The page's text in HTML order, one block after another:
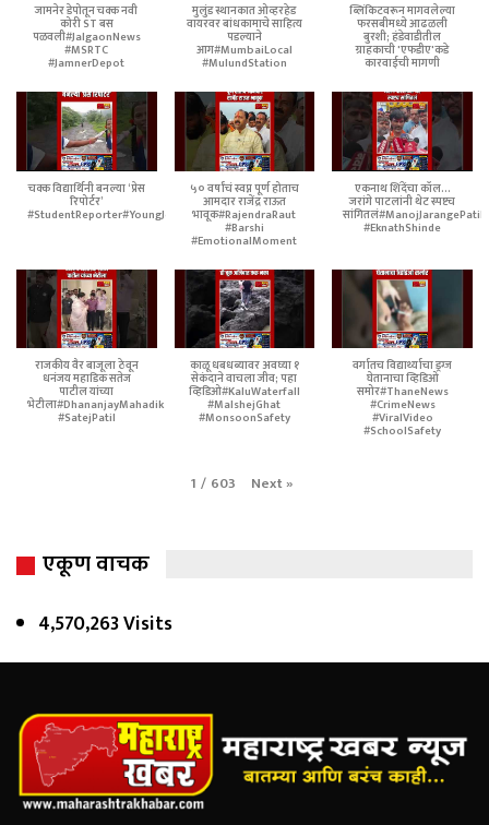
जामनेर डेपोतून चक्क नवी
कोरी ST बस
पळवली#JalgaonNews
#MSRTC
#JamnerDepot
मुलुंड स्थानकात ओव्हरहेड
वायरवर बांधकामाचे साहित्य
पडल्याने
आग#MumbaiLocal
#MulundStation
ब्लिंकिटवरून मागवलेल्या
फरसबीमध्ये आढळली
बुरशी; हंडेवाडीतील
ग्राहकाची 'एफडीए'कडे
कारवाईची मागणी
चक्क विद्यार्थिनी बनल्या ‘प्रेस
रिपोर्टर’
#StudentReporter#YoungJournalist
५० वर्षांचं स्वप्न पूर्ण होताच
आमदार राजेंद्र राऊत
भावूक#RajendraRaut
#Barshi
#EmotionalMoment
एकनाथ शिंदेंचा कॉल...
जरांगे पाटलांनी थेट स्पष्टच
सांगितलं#ManojJarangePatil
#EknathShinde
राजकीय वैर बाजूला ठेवून
धनंजय महाडिक सतेज
पाटील यांच्या
भेटीला#DhananjayMahadik
#SatejPatil
काळू धबधब्यावर अवघ्या १
सेकंदाने वाचला जीव; पहा
व्हिडिओ#KaluWaterfall
#MalshejGhat
#MonsoonSafety
वर्गातच विद्यार्थ्याचा ड्रग्ज
घेतानाचा व्हिडिओ
समोर#ThaneNews
#CrimeNews
#ViralVideo
#SchoolSafety
1 / 603 Next»
एकूण वाचक
4,570,263 Visits